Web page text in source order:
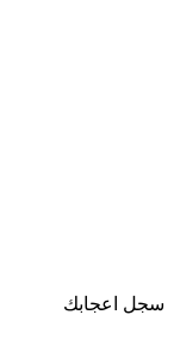
سجل اعجابك